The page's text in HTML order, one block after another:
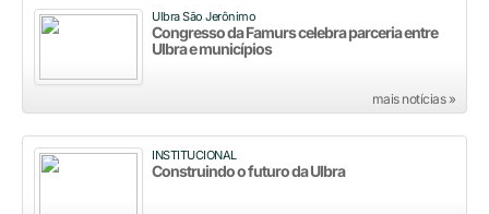
Ulbra São Jerônimo
Congresso da Famurs celebra parceria entre
Ulbra e municípios
mais notícias »
INSTITUCIONAL
Construindo o futuro da Ulbra